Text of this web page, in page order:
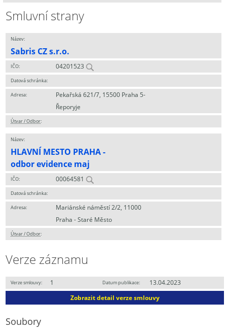
Smluvní strany
Název:
Sabris CZ s.r.o.
IČO: 04201523
Datová schránka:
Adresa:
Pekařská 621/7, 15500 Praha 5-
Řeporyje
Útvar / Odbor:
Název:
HLAVNÍ MESTO PRAHA -
odbor evidence maj
IČO: 00064581
Datová schránka:
Adresa:
Mariánské náměstí 2/2, 11000
Praha - Staré Město
Útvar / Odbor:
Verze záznamu
Verze smlouvy: 1 Datum publikace:
13.04.2023
Zobrazit detail verze smlouvy
Soubory